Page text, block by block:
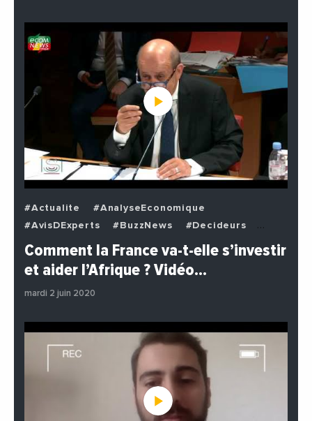
#Actualite
#AnalyseEconomique
#AvisDExperts
#BuzzNews
#Decideurs
#EchangesMediterraneens
#Economie
#Politique
Comment la France va-t-elle s’investir
et aider l’Afrique ? Vidéo…
mardi 2 juin 2020